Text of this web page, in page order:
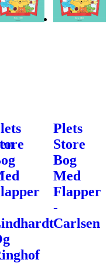
Plets
Store
Bog
Med
Flapper
-
Carlsen